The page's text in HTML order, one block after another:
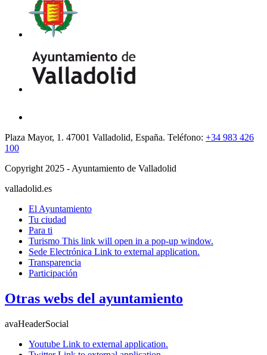
Plaza Mayor, 1. 47001 Valladolid, España. Teléfono: +34 983 426
100
Copyright 2025 - Ayuntamiento de Valladolid
valladolid.es
El Ayuntamiento
Tu ciudad
Para ti
Turismo This link will open in a pop-up window.
Sede Electrónica Link to external application.
Transparencia
Participación
Otras webs del ayuntamiento
avaHeaderSocial
Youtube Link to external application.